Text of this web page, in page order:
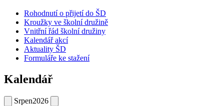
Rohodnutí o přijetí do ŠD
Kroužky ve školní družině
Vnitřní řád školní družiny
Kalendář akcí
Aktuality ŠD
Formuláře ke stažení
Kalendář
Srpen2026